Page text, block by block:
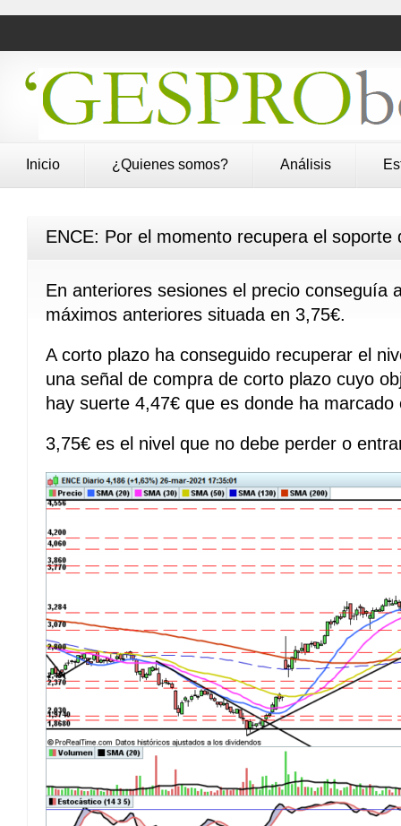
Inicio ¿Quienes somos? Análisis
ENCE: Por el momento recupera el soporte
En anteriores sesiones el precio conseguía
máximos anteriores situada en 3,75€.
A corto plazo ha conseguido recuperar el
una señal de compra de corto plazo cuyo
hay suerte 4,47€ que es donde ha marcado
3,75€ es el nivel que no debe perder o